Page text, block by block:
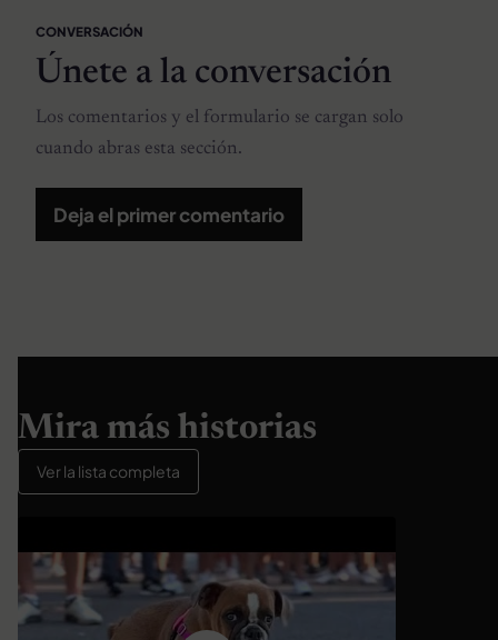
CONVERSACIÓN
Únete a la conversación
Los comentarios y el formulario se cargan solo
cuando abras esta sección.
Deja el primer comentario
Mira más historias
Ver la lista completa